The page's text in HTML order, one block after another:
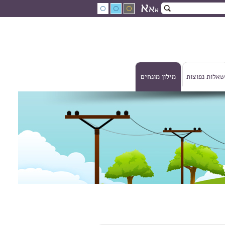
אאא
שאלות נפוצות מילון מונחים